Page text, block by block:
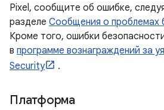
Pixel, сообщите об ошибке,
разделе Сообщения о проблемах
Кроме того, ошибки
в программе вознаграждений за
Security
.
Платформа